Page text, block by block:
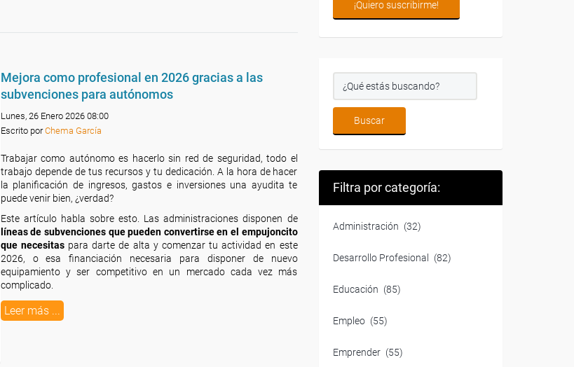
Mejora como profesional en 2026 gracias a las
subvenciones para autónomos
Lunes, 26 Enero 2026 08:00
Escrito porChema García
Trabajar como autónomo es hacerlo sin red de seguridad, todo el
trabajo depende de tus recursos y tu dedicación. A la hora de hacer
la planificación de ingresos, gastos e inversiones una ayudita te
puede venir bien, ¿verdad?
Este artículo habla sobre esto. Las administraciones disponen de
líneas de subvenciones que pueden convertirse en el empujoncito
que necesitaspara darte de alta y comenzar tu actividad en este
2026, o esa financiación necesaria para disponer de nuevo
equipamiento y ser competitivo en un mercado cada vez más
complicado.
Leer más ...
Filtra por categoría:
Administración (32)
Desarrollo Profesional (82)
Educación (85)
Empleo (55)
Emprender (55)